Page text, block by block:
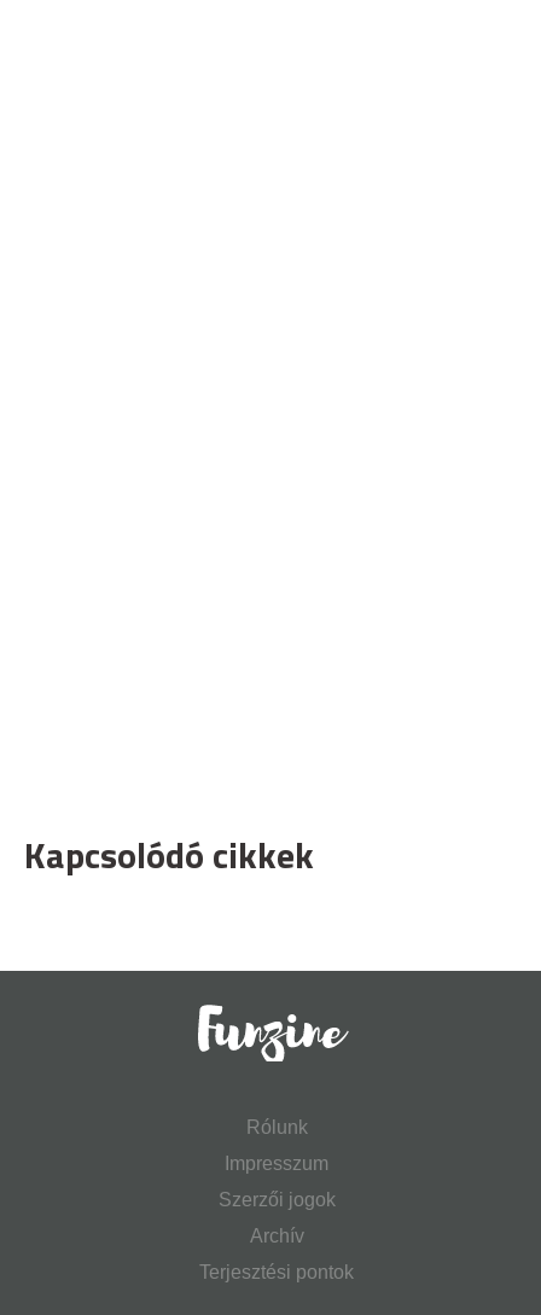
Kapcsolódó cikkek
Rólunk
Impresszum
Szerzői jogok
Archív
Terjesztési pontok